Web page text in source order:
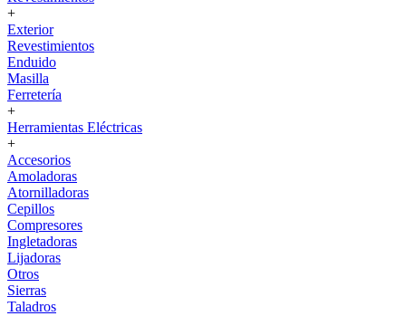
+
Exterior
Revestimientos
Enduido
Masilla
Ferretería
+
Herramientas Eléctricas
+
Accesorios
Amoladoras
Atornilladoras
Cepillos
Compresores
Ingletadoras
Lijadoras
Otros
Sierras
Taladros